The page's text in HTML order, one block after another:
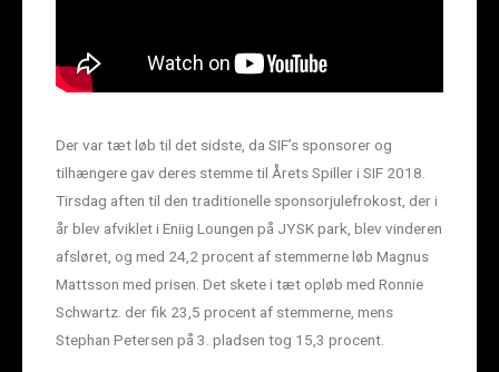
Der var tæt løb til det sidste, da SIF’s sponsorer og
tilhængere gav deres stemme til Årets Spiller i SIF 2018.
Tirsdag aften til den traditionelle sponsorjulefrokost, der i
år blev afviklet i Eniig Loungen på JYSK park, blev vinderen
afsløret, og med 24,2 procent af stemmerne løb Magnus
Mattsson med prisen. Det skete i tæt opløb med Ronnie
Schwartz. der fik 23,5 procent af stemmerne, mens
Stephan Petersen på 3. pladsen tog 15,3 procent.